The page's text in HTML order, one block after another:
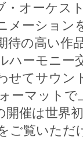
・オーケス
メーション
待の高い作
ハーモニー
せてサウン
ーマット
開催は世界
ご覧いただ